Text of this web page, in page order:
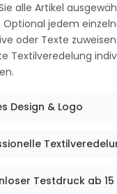
alle Artikel
Optional jedem
oder Texte
Textilveredelung
Design & Logo
Testdruck ab 15